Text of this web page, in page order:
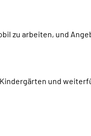
zu arbeiten, und
und